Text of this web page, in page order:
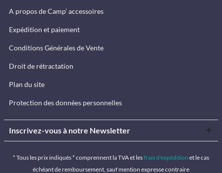
A propos de Camp’ accessoires
Expédition et paiement
Conditions Générales de Vente
Droit de rétractation
Plan du site
Protection des données personnelles
Inscrivez-vous à notre Newsletter
* Tous les prix indiqués * comprennent la TVA et lesfrais d'expédition et le cas
échéant de remboursement, sauf mention expresse contraire